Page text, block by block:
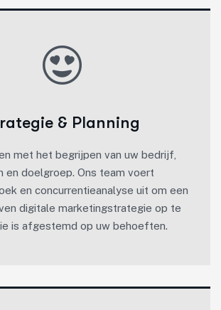
& Planning
met het begrijpen van uw bedrijf,
en doelgroep. Ons team voert
en concurrentieanalyse uit om een
digitale marketingstrategie op te
is afgestemd op uw behoeften.